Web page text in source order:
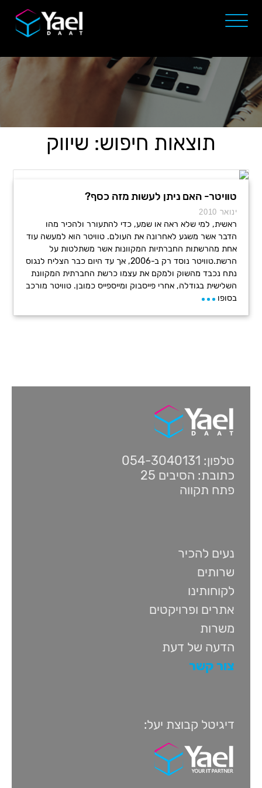
תוצאות חיפוש: שיווק
טוויטר- האם ניתן לעשות מזה כסף?
ינואר 2010
ראשית, למי שלא ראה או שמע, כדי להתעורר ולהכיר מהו
הדבר אשר משגע לאחרונה את העולם. טוויטר הוא למעשה עוד
אחת מהרשתות החברתיות המקוונות אשר משתלטות על
הרשת.טוויטר נוסד רק ב-2006, אך עד היום כבר הצליח לנגוס
נתח נכבד מהשוק ולמקם את עצמו כרשת החברתית המקוונת
השלישית בגודלה, אחרי פייסבוק ומייספייס כמובן. טוויטר מורכב
בסופו
טלפון: 054-3040131
כתובת: הסיבים 25
פתח תקווה
נעים להכיר
שרותים
לקוחותינו
אתרים ופרויקטים
משרות
הדעה של דעת
צור קשר
דיגיטל קבוצת יעל: